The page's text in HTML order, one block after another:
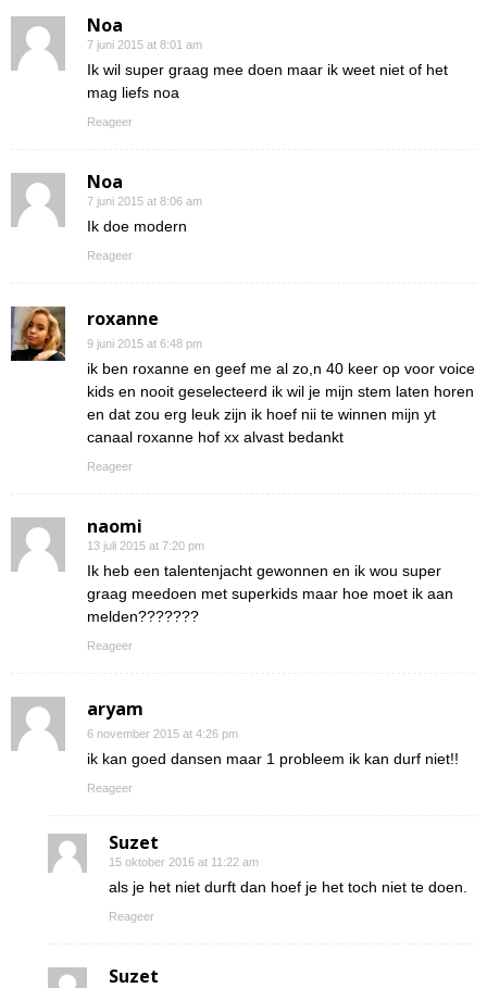
Noa
7 juni 2015 at 8:01 am
Ik wil super graag mee doen maar ik weet niet of het
mag liefs noa
Reageer
Noa
7 juni 2015 at 8:06 am
Ik doe modern
Reageer
roxanne
9 juni 2015 at 6:48 pm
ik ben roxanne en geef me al zo,n 40 keer op voor voice
kids en nooit geselecteerd ik wil je mijn stem laten horen
en dat zou erg leuk zijn ik hoef nii te winnen mijn yt
canaal roxanne hof xx alvast bedankt
Reageer
naomi
13 juli 2015 at 7:20 pm
Ik heb een talentenjacht gewonnen en ik wou super
graag meedoen met superkids maar hoe moet ik aan
melden???????
Reageer
aryam
6 november 2015 at 4:26 pm
ik kan goed dansen maar 1 probleem ik kan durf niet!!
Reageer
Suzet
15 oktober 2016 at 11:22 am
als je het niet durft dan hoef je het toch niet te doen.
Reageer
Suzet